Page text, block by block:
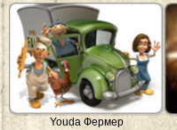
Youda Фермер